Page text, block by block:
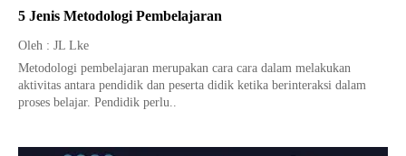
5 Jenis Metodologi Pembelajaran
Oleh : JL Lke
Metodologi pembelajaran merupakan cara cara dalam melakukan
aktivitas antara pendidik dan peserta didik ketika berinteraksi dalam
proses belajar. Pendidik perlu..